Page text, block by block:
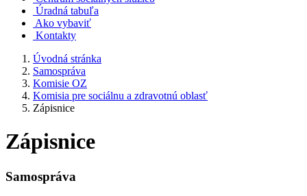
Úradná tabuľa
Ako vybaviť
Kontakty
Úvodná stránka
Samospráva
Komisie OZ
Komisia pre sociálnu a zdravotnú oblasť
Zápisnice
Zápisnice
Samospráva